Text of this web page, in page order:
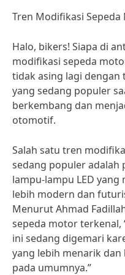
Tren Modifikasi
Halo, bikers! Siapa di
modifikasi sepeda
tidak asing lagi
yang sedang populer
berkembang dan
otomotif.
Salah satu tren
sedang populer adalah
lampu-lampu LED
lebih modern dan
Menurut Ahmad
sepeda motor terkenal,
ini sedang digemari
yang lebih menarik
pada umumnya.”